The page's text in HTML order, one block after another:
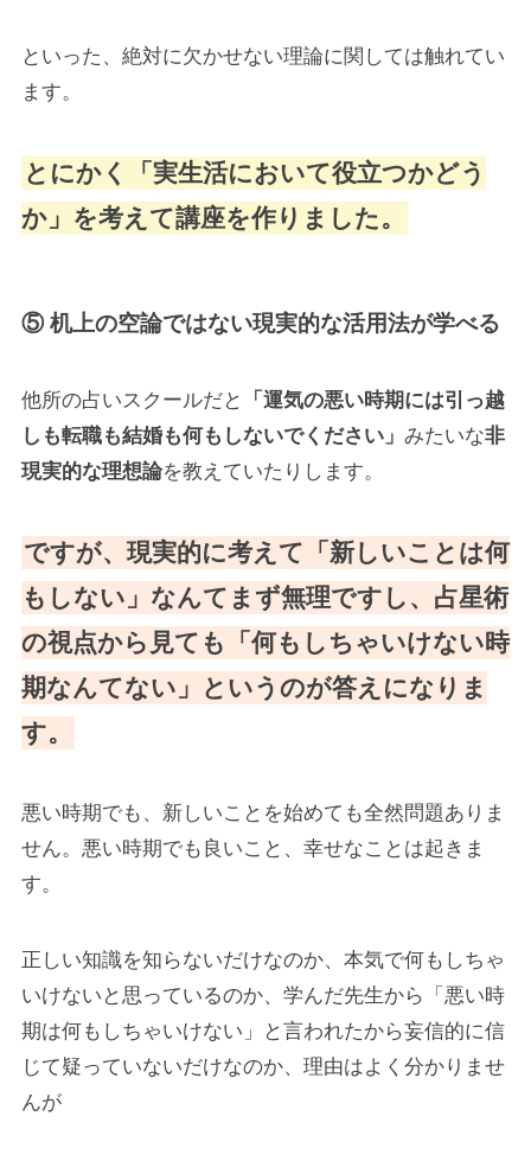
といった、絶対に欠かせない理論に関しては触れてい
ます。
とにかく「実生活において役立つかどう
か」を考えて講座を作りました。
⑤ 机上の空論ではない現実的な活用法が学べる
他所の占いスクールだと
「運気の悪い時期には引っ越
しも転職も結婚も何もしないでください」 みたいな非
現実的な理想論を教えていたりします。
ですが、現実的に考えて「新しいことは何
もしない」なんてまず無理ですし、占星術
の視点から見ても「何もしちゃいけない時
期なんてない」というのが答えになりま
す。
悪い時期でも、新しいことを始めても全然問題ありま
せん。悪い時期でも良いこと、幸せなことは起きま
す。
正しい知識を知らないだけなのか、本気で何もしちゃ
いけないと思っているのか、学んだ先生から「悪い時
期は何もしちゃいけない」と言われたから妄信的に信
じて疑っていないだけなのか、理由はよく分かりませ
んが